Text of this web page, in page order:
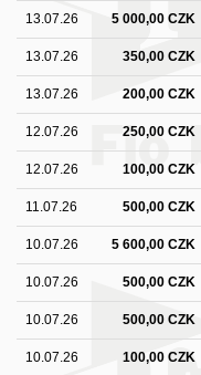
13.07.26 5 000,00 CZK
13.07.26 350,00 CZK
13.07.26 200,00 CZK
12.07.26 250,00 CZK
12.07.26 100,00 CZK
11.07.26 500,00 CZK
10.07.26 5 600,00 CZK
10.07.26 500,00 CZK
10.07.26 500,00 CZK
10.07.26 100,00 CZK